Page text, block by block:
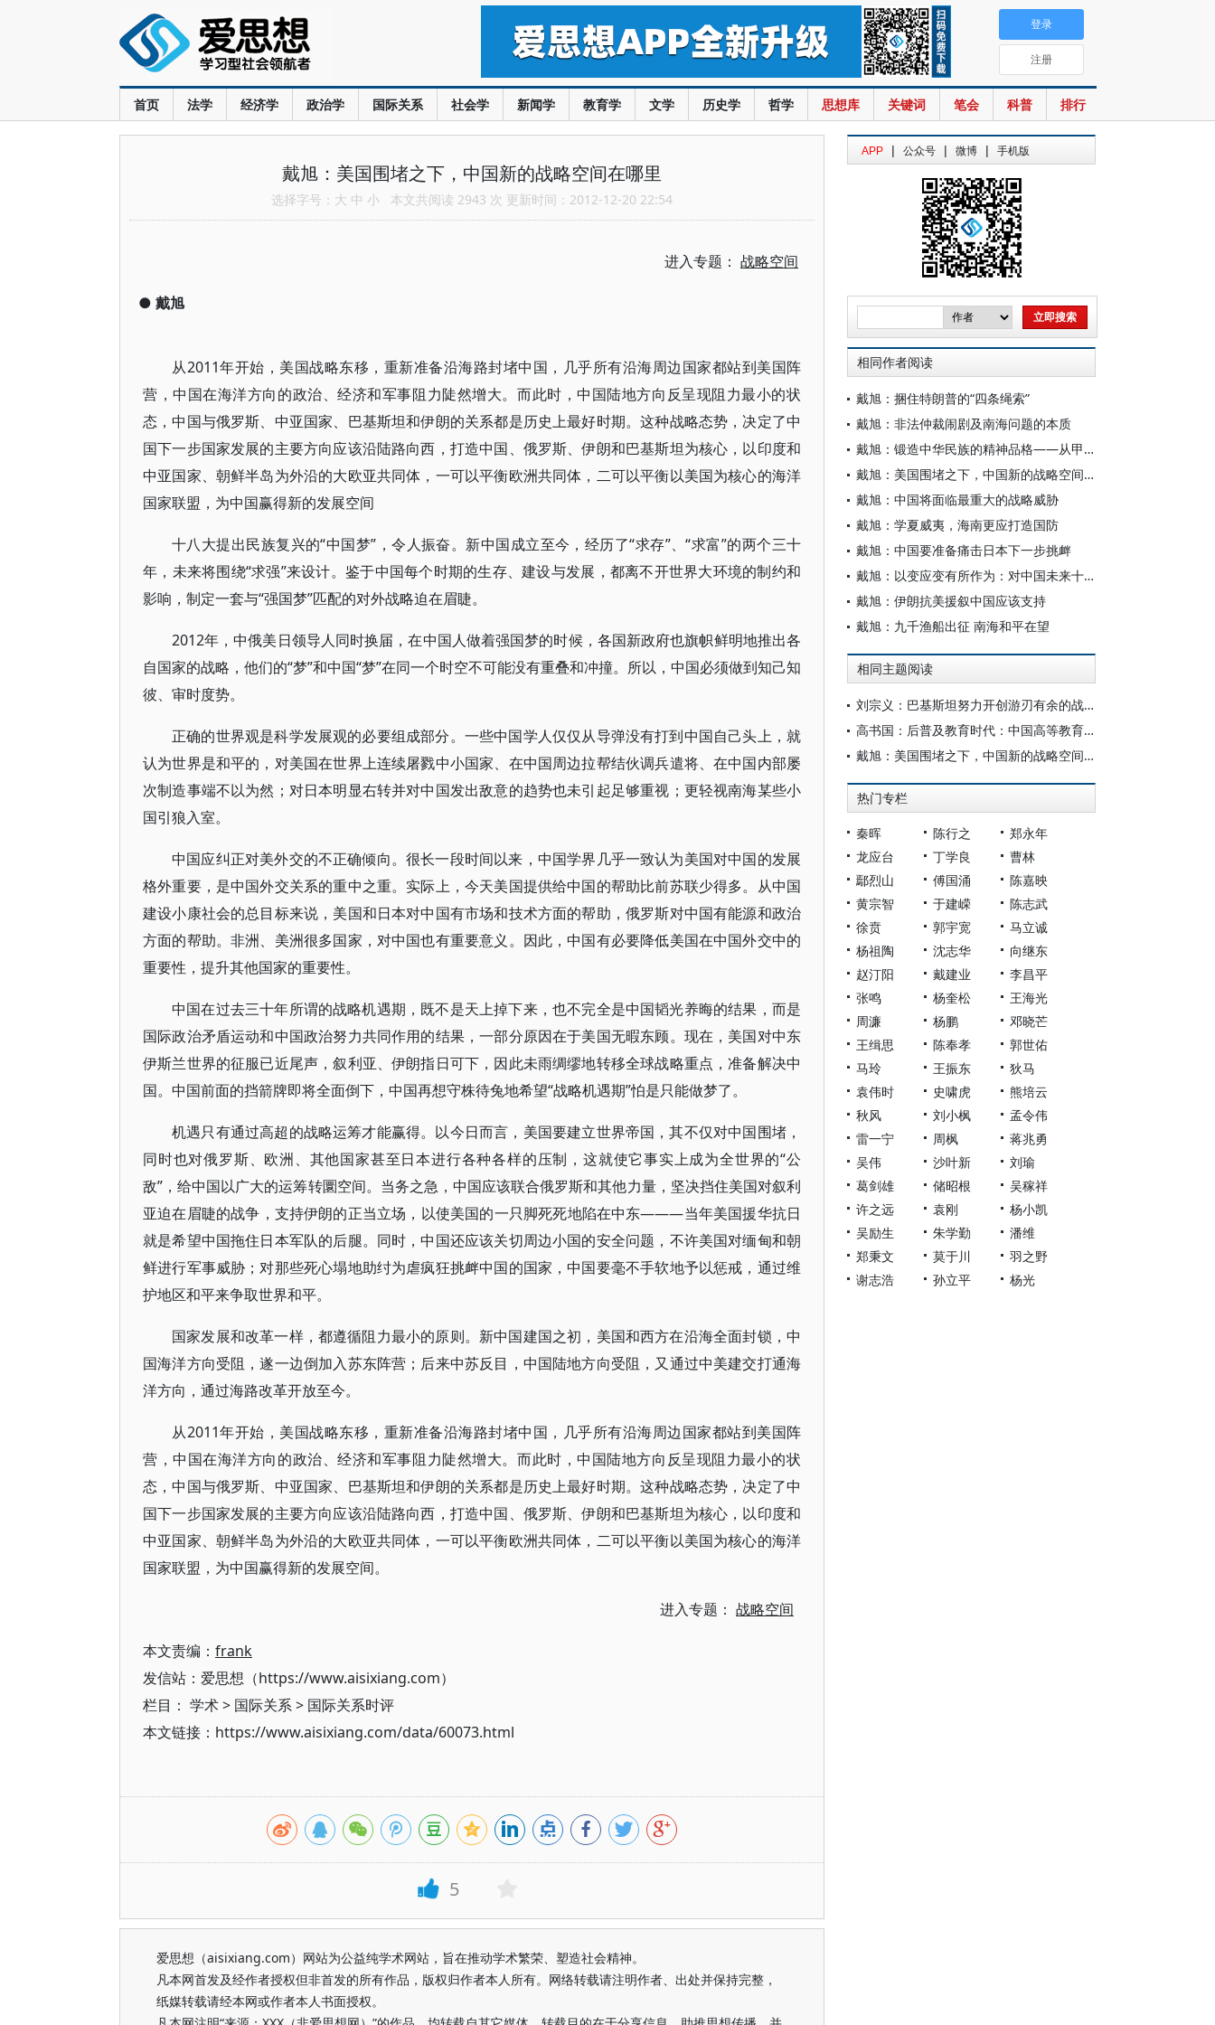
首页 法学 经济学 政治学 国际关系 社会学 新闻学 教育学 文学 历史学 哲学 思想库 关键词 笔会 科普 排行
登录
注册
戴旭：美国围堵之下，中国新的战略空间在哪里
选择字号： 大 中 小 本文共阅读 2943 次 更新时间：2012-12-20 22:54
进入专题： 战略空间
● 戴旭
从2011年开始，美国战略东移，重新准备沿海路封堵中国，几乎所有沿海周边国家都站到美国阵
营，中国在海洋方向的政治、经济和军事阻力陡然增大。而此时，中国陆地方向反呈现阻力最小的状
态，中国与俄罗斯、中亚国家、巴基斯坦和伊朗的关系都是历史上最好时期。这种战略态势，决定了中
国下一步国家发展的主要方向应该沿陆路向西，打造中国、俄罗斯、伊朗和巴基斯坦为核心，以印度和
中亚国家、朝鲜半岛为外沿的大欧亚共同体，一可以平衡欧洲共同体，二可以平衡以美国为核心的海洋
国家联盟，为中国赢得新的发展空间
十八大提出民族复兴的“中国梦”，令人振奋。新中国成立至今，经历了“求存”、“求富”的两个三十
年，未来将围绕“求强”来设计。鉴于中国每个时期的生存、建设与发展，都离不开世界大环境的制约和
影响，制定一套与“强国梦”匹配的对外战略迫在眉睫。
2012年，中俄美日领导人同时换届，在中国人做着强国梦的时候，各国新政府也旗帜鲜明地推出各
自国家的战略，他们的“梦”和中国“梦”在同一个时空不可能没有重叠和冲撞。所以，中国必须做到知己知
彼、审时度势。
正确的世界观是科学发展观的必要组成部分。一些中国学人仅仅从导弹没有打到中国自己头上，就
认为世界是和平的，对美国在世界上连续屠戮中小国家、在中国周边拉帮结伙调兵遣将、在中国内部屡
次制造事端不以为然；对日本明显右转并对中国发出敌意的趋势也未引起足够重视；更轻视南海某些小
国引狼入室。
中国应纠正对美外交的不正确倾向。很长一段时间以来，中国学界几乎一致认为美国对中国的发展
格外重要，是中国外交关系的重中之重。实际上，今天美国提供给中国的帮助比前苏联少得多。从中国
建设小康社会的总目标来说，美国和日本对中国有市场和技术方面的帮助，俄罗斯对中国有能源和政治
方面的帮助。非洲、美洲很多国家，对中国也有重要意义。因此，中国有必要降低美国在中国外交中的
重要性，提升其他国家的重要性。
中国在过去三十年所谓的战略机遇期，既不是天上掉下来，也不完全是中国韬光养晦的结果，而是
国际政治矛盾运动和中国政治努力共同作用的结果，一部分原因在于美国无暇东顾。现在，美国对中东
伊斯兰世界的征服已近尾声，叙利亚、伊朗指日可下，因此未雨绸缪地转移全球战略重点，准备解决中
国。中国前面的挡箭牌即将全面倒下，中国再想守株待兔地希望“战略机遇期”怕是只能做梦了。
机遇只有通过高超的战略运筹才能赢得。以今日而言，美国要建立世界帝国，其不仅对中国围堵，
同时也对俄罗斯、欧洲、其他国家甚至日本进行各种各样的压制，这就使它事实上成为全世界的“公
敌”，给中国以广大的运筹转圜空间。当务之急，中国应该联合俄罗斯和其他力量，坚决挡住美国对叙利
亚迫在眉睫的战争，支持伊朗的正当立场，以使美国的一只脚死死地陷在中东———当年美国援华抗日
就是希望中国拖住日本军队的后腿。同时，中国还应该关切周边小国的安全问题，不许美国对缅甸和朝
鲜进行军事威胁；对那些死心塌地助纣为虐疯狂挑衅中国的国家，中国要毫不手软地予以惩戒，通过维
护地区和平来争取世界和平。
国家发展和改革一样，都遵循阻力最小的原则。新中国建国之初，美国和西方在沿海全面封锁，中
国海洋方向受阻，遂一边倒加入苏东阵营；后来中苏反目，中国陆地方向受阻，又通过中美建交打通海
洋方向，通过海路改革开放至今。
从2011年开始，美国战略东移，重新准备沿海路封堵中国，几乎所有沿海周边国家都站到美国阵
营，中国在海洋方向的政治、经济和军事阻力陡然增大。而此时，中国陆地方向反呈现阻力最小的状
态，中国与俄罗斯、中亚国家、巴基斯坦和伊朗的关系都是历史上最好时期。这种战略态势，决定了中
国下一步国家发展的主要方向应该沿陆路向西，打造中国、俄罗斯、伊朗和巴基斯坦为核心，以印度和
中亚国家、朝鲜半岛为外沿的大欧亚共同体，一可以平衡欧洲共同体，二可以平衡以美国为核心的海洋
国家联盟，为中国赢得新的发展空间。
进入专题： 战略空间
本文责编： frank
发信站：爱思想（https://www.aisixiang.com）
栏目： 学术> 国际关系> 国际关系时评
本文链接：https://www.aisixiang.com/data/60073.html
5
爱思想（aisixiang.com）网站为公益纯学术网站，旨在推动学术繁荣、塑造社会精神。
凡本网首发及经作者授权但非首发的所有作品，版权归作者本人所有。网络转载请注明作者、出处并保持完整，
纸媒转载请经本网或作者本人书面授权。
APP | 公众号 | 微博 | 手机版
相同作者阅读
戴旭：捆住特朗普的“四条绳索”
戴旭：非法仲裁闹剧及南海问题的本质
戴旭：锻造中华民族的精神品格——从甲午战败到抗战胜利的历史启迪
戴旭：美国围堵之下，中国新的战略空间在哪里
戴旭：中国将面临最重大的战略威胁
戴旭：学夏威夷，海南更应打造国防
戴旭：中国要准备痛击日本下一步挑衅
戴旭：以变应变有所作为：对中国未来十年的战略期许
戴旭：伊朗抗美援叙中国应该支持
戴旭：九千渔船出征 南海和平在望
相同主题阅读
刘宗义：巴基斯坦努力开创游刃有余的战略空间
高书国：后普及教育时代：中国高等教育发展的战略空间
戴旭：美国围堵之下，中国新的战略空间在哪里
热门专栏
秦晖 陈行之
郑永年
龙应台
丁学良
曹林
鄢烈山
傅国涌
陈嘉映
黄宗智
于建嵘
陈志武
徐贲
郭宇宽
马立诚
杨祖陶
沈志华
向继东
赵汀阳
戴建业
李昌平
张鸣
杨奎松
王海光
周濂
杨鹏
邓晓芒
王缉思
陈奉孝
郭世佑
马玲
王振东
狄马
袁伟时
史啸虎
熊培云
秋风
刘小枫
孟令伟
雷一宁
周枫
蒋兆勇
吴伟
沙叶新
刘瑜
葛剑雄
储昭根
吴稼祥
许之远
袁刚
杨小凯
吴励生
朱学勤
潘维
郑秉文
莫于川
羽之野
谢志浩
孙立平 杨光